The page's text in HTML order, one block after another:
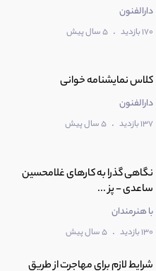
دارالفنون
170 بازدید . 5 سال پیش
کلاس نمایشنامه خوانی
دارالفنون
137 بازدید . 5 سال پیش
نگاهی گذرا به کارهای غلامحسین
ساعدی - پز ...
با هنرمندان
130 بازدید . 5 سال پیش
شرایط لازم برای مهاجرت از طریق